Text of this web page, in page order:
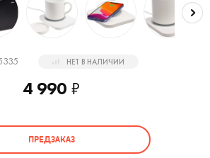
НЕТ В НАЛИЧИИ
4 990 ₽
ПРЕДЗАКАЗ